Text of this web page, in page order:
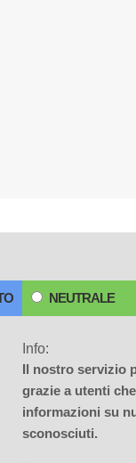
NEUTRALE
Info:
Il nostro servizio
grazie a utenti
informazioni su
sconosciuti.